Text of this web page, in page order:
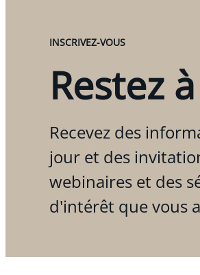
INSCRIVEZ-VOUS
Restez
Recevez des
jour et des
webinaires et des
d'intérêt que vous